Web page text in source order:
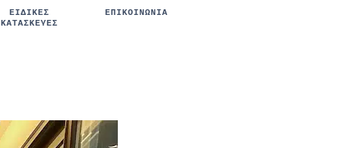
ΕΙΔΙΚΈΣ
ΚΑΤΑΣΚΕΥΈΣ
ΕΠΙΚΟΙΝΩΝΙΑ